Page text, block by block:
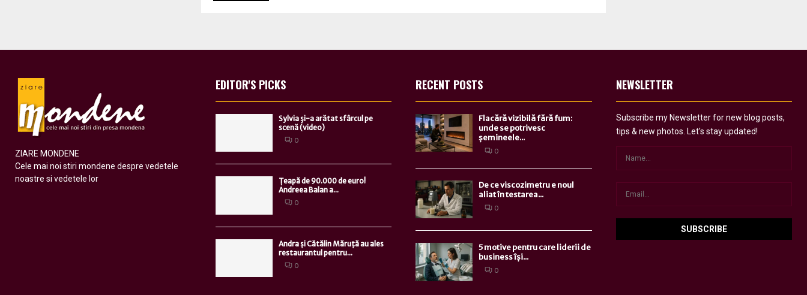
ZIARE MONDENE
Cele mai noi stiri mondene despre vedetele
noastre si vedetele lor
EDITOR'S PICKS
Sylvia şi-a arătat sfârcul pe
scenă (video)
0
Țeapă de 90.000 de euro!
Andreea Balan a...
0
Andra și Cătălin Măruță au ales
restaurantul pentru...
0
RECENT POSTS
Flacără vizibilă fără fum:
unde se potrivesc
șemineele...
0
De ce viscozimetru e noul
aliat în testarea...
0
5 motive pentru care liderii de
business își...
0
NEWSLETTER
Subscribe my Newsletter for new blog posts,
tips & new photos. Let's stay updated!